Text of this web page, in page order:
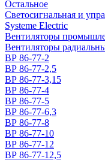
Остальное
Светосигнальная и
Systeme Electric
Вентиляторы
Вентиляторы
ВР 86-77-2
ВР 86-77-2,5
ВР 86-77-3,15
ВР 86-77-4
ВР 86-77-5
ВР 86-77-6,3
ВР 86-77-8
ВР 86-77-10
ВР 86-77-12
ВР 86-77-12,5